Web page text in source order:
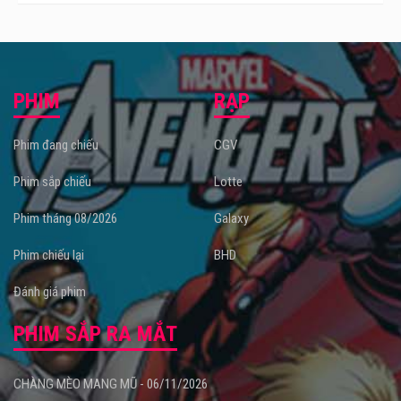
PHIM
Phim đang chiếu
Phim sắp chiếu
Phim tháng 08/2026
Phim chiếu lại
Đánh giá phim
RẠP
CGV
Lotte
Galaxy
BHD
PHIM SẮP RA MẮT
CHÀNG MÈO MANG MŨ - 06/11/2026